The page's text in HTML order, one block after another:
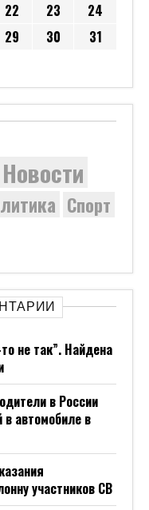
22 23
24
29 30
31
Новости
Спорт
не так”. Найдена
в России
автомобиле в
участников СВ